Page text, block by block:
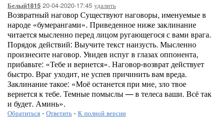
Белый1815 20-04-2020-17:45 удалить
Возвратный наговор Существуют наговоры, именуемые в
народе «бумерангами». Приведенное ниже заклинание
читается мысленно перед лицом ругающегося с вами врага.
Порядок действий: Выучите текст наизусть. Мысленно
произнесите наговор. Увидев испуг в глазах оппонента,
прибавьте: «Тебе и вернется». Наговор-возврат действует
быстро. Враг уходит, не успев причинить вам вреда.
Заклинание такое: «Моё останется при мне, зло твое
вернется к тебе. Темные помыслы — в телеса ваши. Всё так
и будет. Аминь».
Обратиться - Ответить - К полной версии